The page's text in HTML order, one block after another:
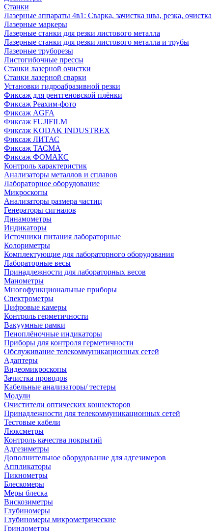
Станки
Лазерные аппараты 4в1: Сварка, зачистка шва, резка, очистка
Лазерные маркеры
Лазерные станки для резки листового металла
Лазерные станки для резки листового металла и трубы
Лазерные труборезы
Листогибочные прессы
Станки лазерной очистки
Станки лазерной сварки
Установки гидроабразивной резки
Фиксаж для рентгеновской плёнки
Фиксаж Реахим-фото
Фиксаж AGFA
Фиксаж FUJIFILM
Фиксаж KODAK INDUSTREX
Фиксаж ЛИТАС
Фиксаж ТАСМА
Фиксаж ФОМАКС
Контроль характеристик
Анализаторы металлов и сплавов
Лабораторное оборудование
Микроскопы
Анализаторы размера частиц
Генераторы сигналов
Динамометры
Индикаторы
Источники питания лабораторные
Колориметры
Комплектующие для лабораторного оборудования
Лабораторные весы
Принадлежности для лабораторных весов
Манометры
Многофункциональные приборы
Спектрометры
Цифровые камеры
Контроль герметичности
Вакуумные рамки
Пеноплёночные индикаторы
Приборы для контроля герметичности
Обслуживание телекоммуникационных сетей
Адаптеры
Видеомикроскопы
Зачистка проводов
Кабельные анализаторы/ тестеры
Модули
Очистители оптических коннекторов
Принадлежности для телекоммуникационных сетей
Тестовые кабели
Люксметры
Контроль качества покрытий
Адгезиметры
Дополнительное оборудование для адгезимеров
Аппликаторы
Пикнометры
Блескомеры
Меры блеска
Вискозиметры
Глубиномеры
Глубиномеры микрометрические
Гриндометры